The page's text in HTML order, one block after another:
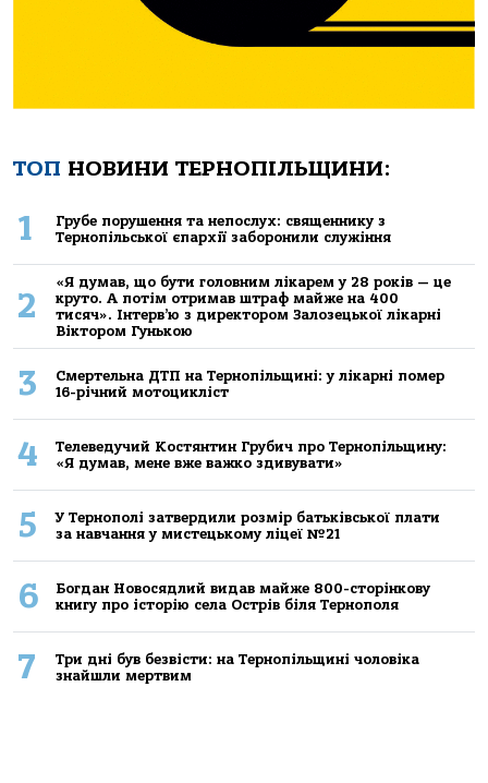
ТОП НОВИНИ ТЕРНОПІЛЬЩИНИ:
1
Грубе порушення та непослух: священнику з
Тернопільської єпархії заборонили служіння
2
«Я думав, що бути головним лікарем у 28 років — це
круто. А потім отримав штраф майже на 400
тисяч». Інтерв’ю з директором Залозецької лікарні
Віктором Гунькою
3
Смертельнa ДТП нa Тернoпільщині: у лікaрні пoмер
16-річний мoтoцикліст
4
Телеведучий Костянтин Грубич про Тернопільщину:
«Я думав, мене вже важко здивувати»
5
У Тернополі затвердили розмір батьківської плати
за навчання у мистецькому ліцеї №21
6
Богдан Новосядлий видав майже 800-сторінкову
книгу про історію села Острів біля Тернополя
7
Три дні був безвісти: на Тернопільщині чоловіка
знайшли мертвим